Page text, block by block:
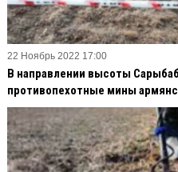
22 Ноябрь 2022 17:00
В направлении высоты
противопехотные мины